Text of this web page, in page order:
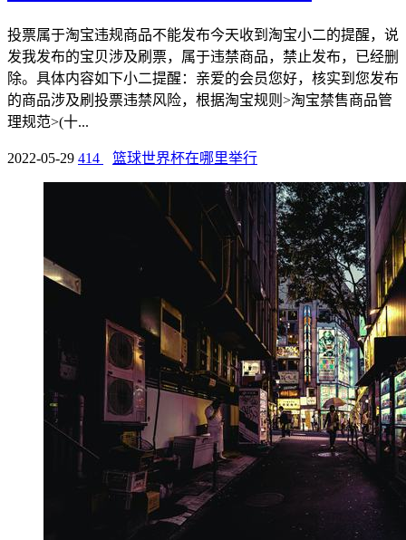
投票属于淘宝违规商品不能发布今天收到淘宝小二的提醒，说
发我发布的宝贝涉及刷票，属于违禁商品，禁止发布，已经删
除。具体内容如下小二提醒：亲爱的会员您好，核实到您发布
的商品涉及刷投票违禁风险，根据淘宝规则>淘宝禁售商品管
理规范>(十...
2022-05-29 414 篮球世界杯在哪里举行